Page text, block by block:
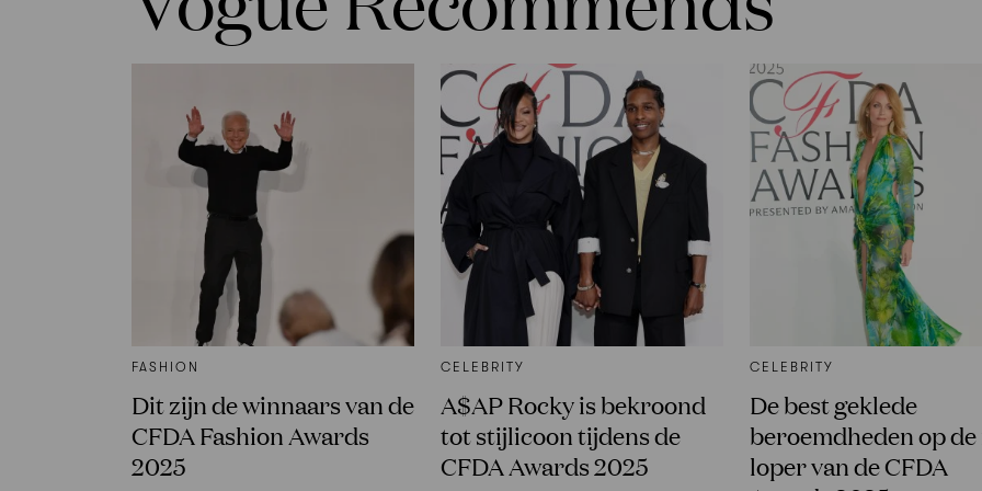
FASHION
Dit zijn de winnaars van de
CFDA Fashion Awards
2025
CELEBRITY
A$AP Rocky is bekroond
tot stijlicoon tijdens de
CFDA Awards 2025
CELEBRITY
De best geklede
beroemdheden op
loper van de CFDA